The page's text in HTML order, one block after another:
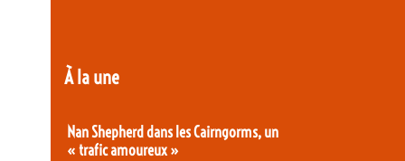
À la une
Nan Shepherd dans les Cairngorms, un
« trafic amoureux »